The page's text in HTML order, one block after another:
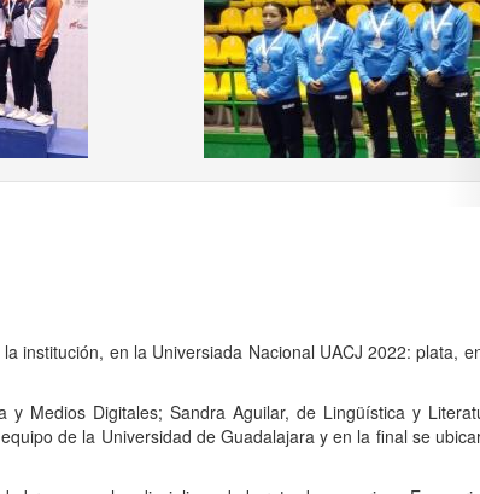
institución, en la Universiada Nacional UACJ 2022: plata,
Medios Digitales; Sandra Aguilar, de Lingüística y
de la Universidad de Guadalajara y en la final se